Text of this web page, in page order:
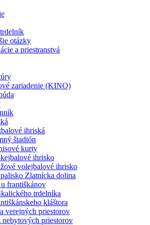
otázky
a priestranstvá
zariadenie (KINO)
ihriská
štadión
kurty
ihrisko
volejbalové ihrisko
Zlatnícka dolina
františkánov
trdelníka
kláštora
verejných priestorov
nebytových priestorov